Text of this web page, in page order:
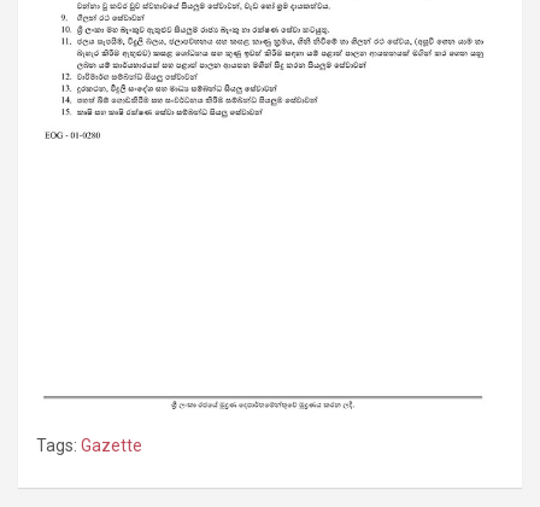
Tags: Gazette